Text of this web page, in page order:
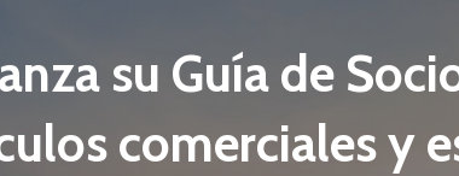
su Guía de
comerciales y